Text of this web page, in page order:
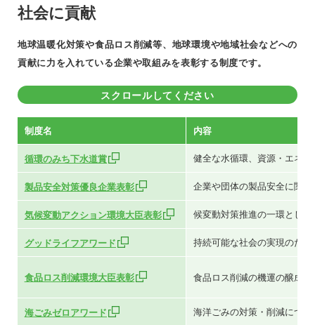
社会に貢献
地球温暖化対策や食品ロス削減等、地球環境や地域社会などへの
貢献に力を入れている企業や取組みを表彰する制度です。
スクロールしてください
制度名 内容
循環のみち下水道賞 健全な水循環、資源・エネ
製品安全対策優良企業表彰 企業や団体の製品安全に関
気候変動アクション環境大臣表彰 候変動対策推進の一環とし
グッドライフアワード 持続可能な社会の実現のた
食品ロス削減環境大臣表彰 食品ロス削減の機運の醸成
海ごみゼロアワード 海洋ごみの対策・削減につ